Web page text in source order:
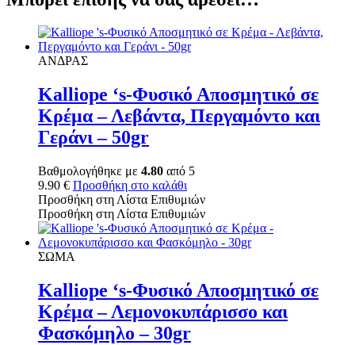
ΑΝΔΡΑΣ
Kalliope ‘s-Φυσικό Αποσμητικό σε
Κρέμα – Λεβάντα, Περγαμόντο και
Γεράνι – 50gr
Βαθμολογήθηκε με 4.80 από 5
9.90 € Προσθήκη στο καλάθι
Προσθήκη στη Λίστα Επιθυμιών
Προσθήκη στη Λίστα Επιθυμιών
ΣΩΜΑ
Kalliope ‘s-Φυσικό Αποσμητικό σε
Κρέμα – Λεμονοκυπάρισσο και
Φασκόμηλο – 30gr